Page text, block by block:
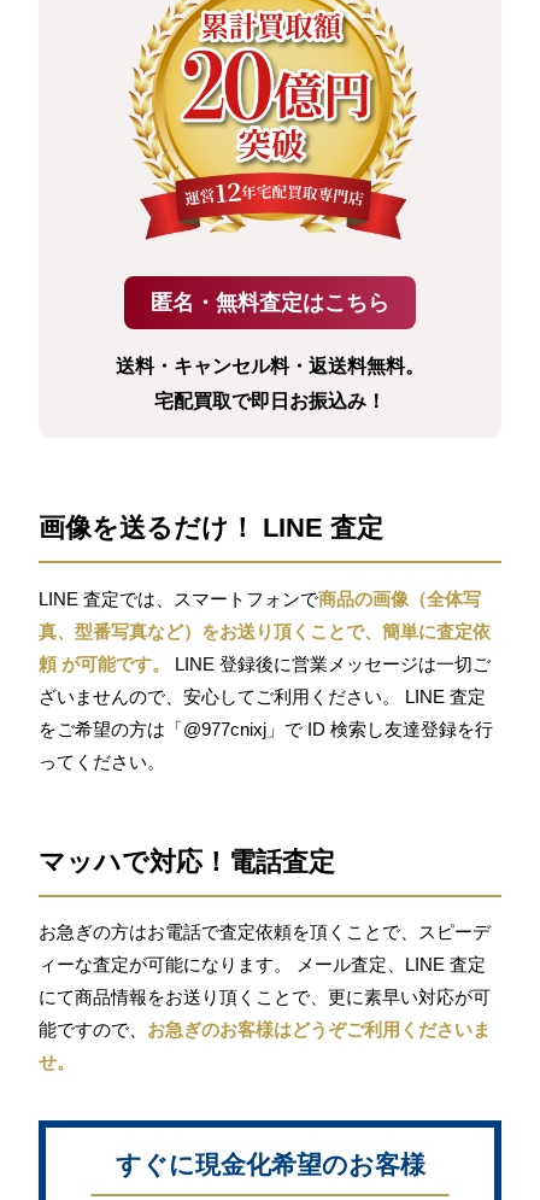
送料・キャンセル料・返送料無料。
宅配買取で即日お振込み！
画像を送るだけ！ LINE 査定
LINE 査定では、スマートフォンで商品の画像（全体写
真、型番写真など）をお送り頂くことで、簡単に査定依
頼 が可能です。
LINE 登録後に営業メッセージは一切ご
ざいませんので、安心してご利用ください。 LINE 査定
をご希望の方は「@977cnixj」で ID 検索し友達登録を行
ってください。
マッハで対応！電話査定
お急ぎの方はお電話で査定依頼を頂くことで、スピーデ
ィーな査定が可能になります。 メール査定、LINE 査定
にて商品情報をお送り頂くことで、更に素早い対応が可
能ですので、 お急ぎのお客様はどうぞご利用くださいま
せ。
すぐに現金化希望のお客様